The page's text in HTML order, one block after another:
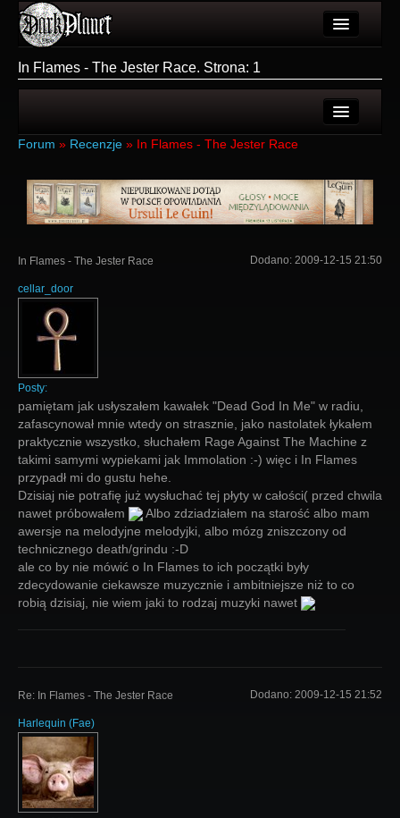
Użytkownicy
Forum
Login
In Flames - The Jester Race. Strona: 1
Ostatnie tematy
Nowe tematy
Login
Forum » Recenzje » In Flames - The Jester Race
In Flames - The Jester Race Dodano: 2009-12-15 21:50
cellar_door
Posty:
pamiętam jak usłyszałem kawałek "Dead God In Me" w radiu,
zafascynował mnie wtedy on strasznie, jako nastolatek łykałem
praktycznie wszystko, słuchałem Rage Against The Machine z
takimi samymi wypiekami jak Immolation :-) więc i In Flames
przypadł mi do gustu hehe.
Dzisiaj nie potrafię już wysłuchać tej płyty w całości( przed chwila
nawet próbowałem
Albo zdziadziałem na starość albo mam
awersje na melodyjne melodyjki, albo mózg zniszczony od
technicznego death/grindu :-D
ale co by nie mówić o In Flames to ich początki były
zdecydowanie ciekawsze muzycznie i ambitniejsze niż to co
robią dzisiaj, nie wiem jaki to rodzaj muzyki nawet
Re: In Flames - The Jester Race Dodano: 2009-12-15 21:52
Harlequin (Fae)